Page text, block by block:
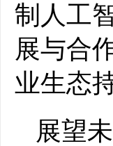
制人工
展与合
业生态
展望